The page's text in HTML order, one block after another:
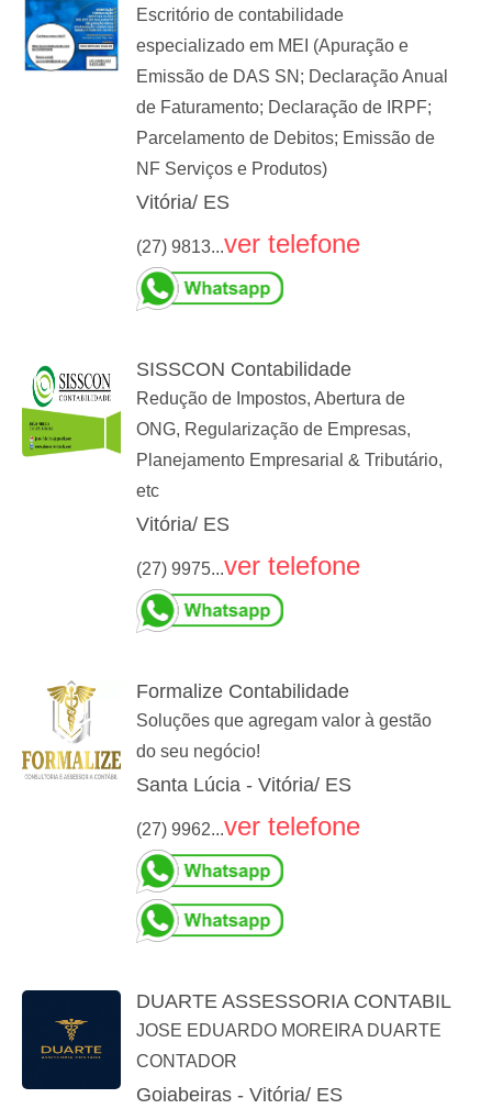
Escritório de contabilidade
especializado em MEI (Apuração e
Emissão de DAS SN; Declaração Anual
de Faturamento; Declaração de IRPF;
Parcelamento de Debitos; Emissão de
NF Serviços e Produtos)
Vitória/ ES
(27) 9813...ver telefone
SISSCON Contabilidade
Redução de Impostos, Abertura de
ONG, Regularização de Empresas,
Planejamento Empresarial & Tributário,
etc
Vitória/ ES
(27) 9975...ver telefone
Formalize Contabilidade
Soluções que agregam valor à gestão
do seu negócio!
Santa Lúcia - Vitória/ ES
(27) 9962...ver telefone
DUARTE ASSESSORIA CONTABIL
JOSE EDUARDO MOREIRA DUARTE
CONTADOR
Goiabeiras - Vitória/ ES